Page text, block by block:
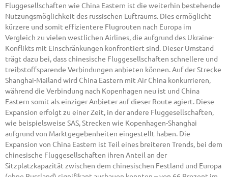
Fluggesellschaften wie China Eastern ist die weiterhin bestehende
Nutzungsmöglichkeit des russischen Luftraums. Dies ermöglicht
kürzere und somit effizientere Flugrouten nach Europa im
Vergleich zu vielen westlichen Airlines, die aufgrund des Ukraine-
Konflikts mit Einschränkungen konfrontiert sind. Dieser Umstand
trägt dazu bei, dass chinesische Fluggesellschaften schnellere und
treibstoffsparende Verbindungen anbieten können. Auf der Strecke
Shanghai-Mailand wird China Eastern mit Air China konkurrieren,
während die Verbindung nach Kopenhagen neu ist und China
Eastern somit als einziger Anbieter auf dieser Route agiert. Diese
Expansion erfolgt zu einer Zeit, in der andere Fluggesellschaften,
wie beispielsweise SAS, Strecken wie Kopenhagen-Shanghai
aufgrund von Marktgegebenheiten eingestellt haben. Die
Expansion von China Eastern ist Teil eines breiteren Trends, bei dem
chinesische Fluggesellschaften ihren Anteil an der
Sitzplatzkapazität zwischen dem chinesischen Festland und Europa